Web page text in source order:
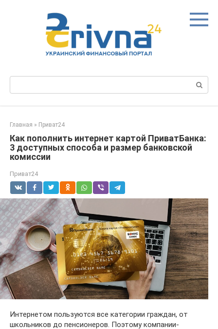
Поиск:
Главная » Приват24
Как пополнить интернет картой ПриватБанка:
3 доступных способа и размер банковской
комиссии
Приват24
Интернетом пользуются все категории граждан, от
школьников до пенсионеров. Поэтому компании-